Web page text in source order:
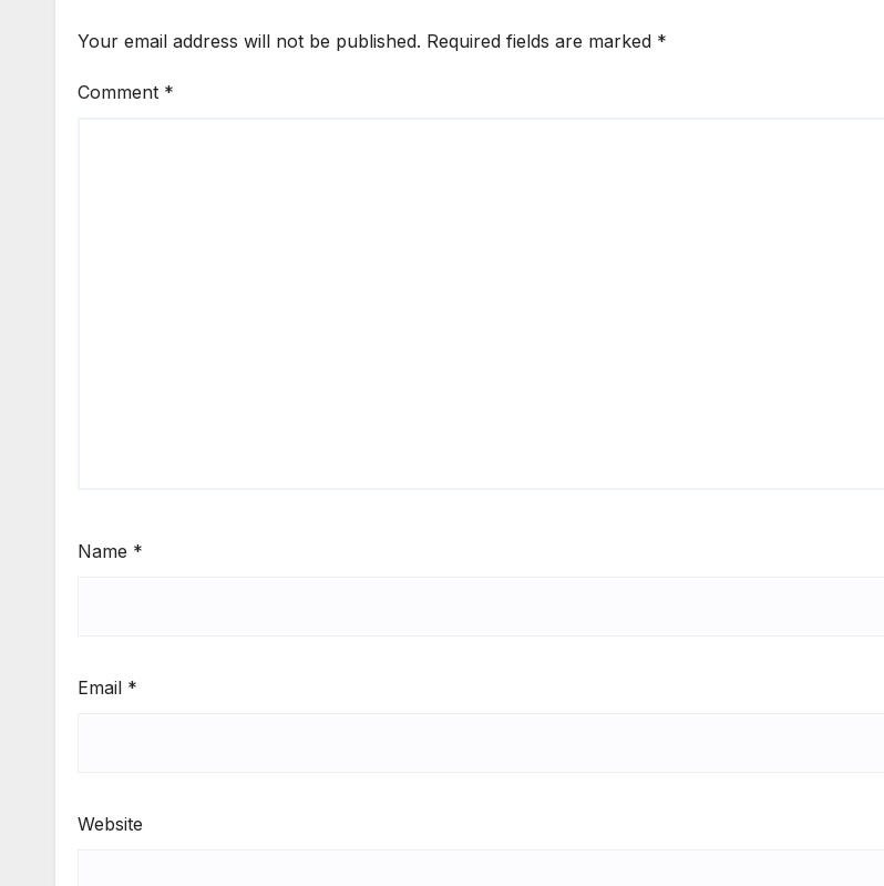
Your email address will not be published. Required fields are marked *
Comment *
Name *
Email *
Website